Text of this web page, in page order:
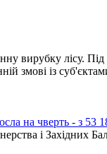
вирубку лісу.
змові із
на чверть - з 53
і Західних